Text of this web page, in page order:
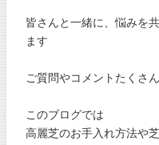
皆さんと一緒に、悩みを
ます
ご質問やコメントたくさ
このブログでは
高麗芝のお手入れ方法や